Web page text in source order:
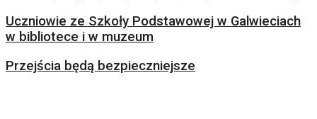
Uczniowie ze Szkoły Podstawowej w Galwieciach
w bibliotece i w muzeum
Przejścia będą bezpieczniejsze